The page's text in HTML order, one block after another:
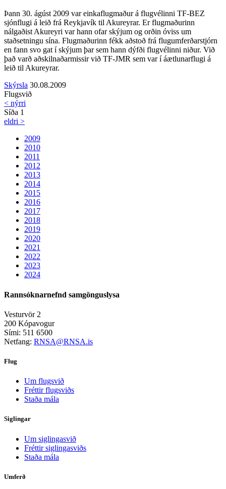
Þann 30. ágúst 2009 var einkaflugmaður á flugvélinni TF-BEZ
sjónflugi á leið frá Reykjavík til Akureyrar. Er flugmaðurinn
nálgaðist Akureyri var hann ofar skýjum og orðin óviss um
staðsetningu sína. Flugmaðurinn fékk aðstoð frá flugumferðarstjórn
en fann svo gat í skýjum þar sem hann dýfði flugvélinni niður. Við
það varð aðskilnaðarmissir við TF-JMR sem var í áætlunarflugi á
leið til Akureyrar.
Skýrsla 30.08.2009
Flugsvið
< nýrri
Síða 1
eldri >
2009
2010
2011
2012
2013
2014
2015
2016
2017
2018
2019
2020
2021
2022
2023
2024
Rannsóknarnefnd samgönguslysa
Vesturvör 2
200 Kópavogur
Sími: 511 6500
Netfang: RNSA@RNSA.is
Flug
Um flugsvið
Fréttir flugsviðs
Staða mála
Siglingar
Um siglingasvið
Fréttir siglingasviðs
Staða mála
Umferð